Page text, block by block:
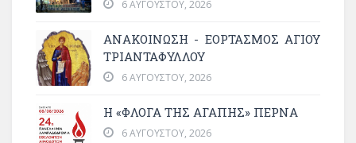
6 ΑΥΓΟΎΣΤΟΥ, 2026
ΑΝΑΚΟΙΝΩΣΗ - ΕΟΡΤΑΣΜΟΣ ΑΓΙΟΥ
ΤΡΙΑΝΤΑΦΥΛΛΟΥ
6 ΑΥΓΟΎΣΤΟΥ, 2026
Η «ΦΛΌΓΑ ΤΗΣ ΑΓΆΠΗΣ» ΠΕΡΝΆ
6 ΑΥΓΟΎΣΤΟΥ, 2026